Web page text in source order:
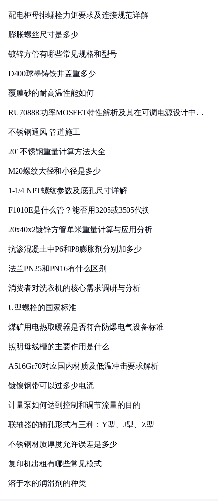
配电柜母排螺栓力矩要求及连接规范详解
膨胀螺丝尺寸是多少
镀锌方管有哪些常见规格和型号
D400球墨铸铁井盖重多少
覆膜砂的耐高温性能如何
RU7088R功率MOSFET特性解析及其在可调电源设计中的
不锈钢通风 管道施工
201不锈钢重量计算方法大全
M20螺纹大径和小径是多少
1-1/4 NPT螺纹参数及底孔尺寸详解
F1010E是什么管？能否用3205或3505代换
20x40x2镀锌方管单米重量计算与应用分析
抗渗混凝土中P6和P8膨胀剂分别加多少
法兰PN25和PN16有什么区别
消费者对洗衣机的核心需求调研与分析
U型螺栓的国家标准
煤矿用电热取暖器是否符合防爆电气设备标准
照明母线槽的主要作用是什么
A516Gr70对应国内材质及低温冲击要求解析
镀镍钢带可以过多少电流
计量泵如何达到控制和调节流量的目的
联轴器的轴孔形式有三种：Y型、J型、Z型
不锈钢材质厚度允许误差是多少
复印机出租有哪些常见模式
溶于水的润滑剂的种类